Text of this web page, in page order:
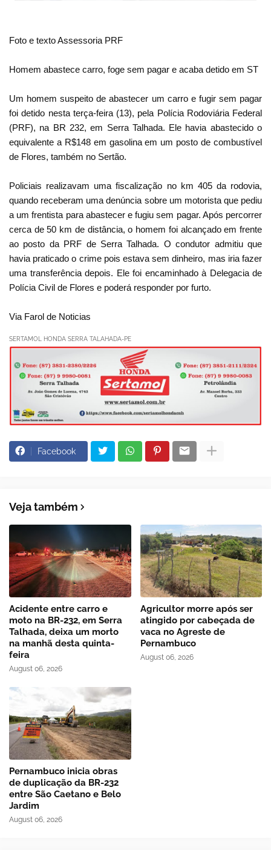
Foto e texto Assessoria PRF
Homem abastece carro, foge sem pagar e acaba detido em ST
Um homem suspeito de abastecer um carro e fugir sem pagar
foi detido nesta terça-feira (13), pela Polícia Rodoviária Federal
(PRF), na BR 232, em Serra Talhada. Ele havia abastecido o
equivalente a R$148 em gasolina em um posto de combustível
de Flores, também no Sertão.
Policiais realizavam uma fiscalização no km 405 da rodovia,
quando receberam uma denúncia sobre um motorista que pediu
a um frentista para abastecer e fugiu sem pagar. Após percorrer
cerca de 50 km de distância, o homem foi alcançado em frente
ao posto da PRF de Serra Talhada. O condutor admitiu que
havia praticado o crime pois estava sem dinheiro, mas iria fazer
uma transferência depois. Ele foi encaminhado à Delegacia de
Polícia Civil de Flores e poderá responder por furto.
Via Farol de Noticias
SERTAMOL HONDA SERRA TALAHADA-PE
Facebook
Veja também
Acidente entre carro e
moto na BR-232, em Serra
Talhada, deixa um morto
na manhã desta quinta-
feira
August 06, 2026
Agricultor morre após ser
atingido por cabeçada de
vaca no Agreste de
Pernambuco
August 06, 2026
Pernambuco inicia obras
de duplicação da BR-232
entre São Caetano e Belo
Jardim
August 06, 2026